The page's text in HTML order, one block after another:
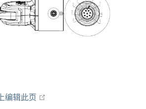
编辑此页